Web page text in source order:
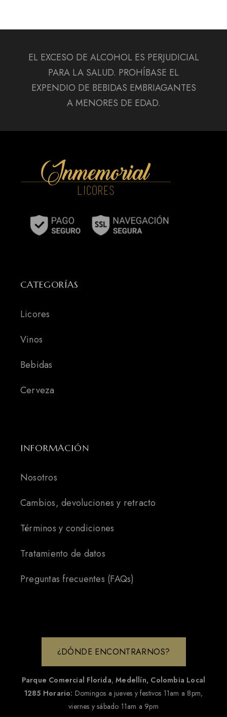
EL EXCESO DE ALCOHOL ES PERJUDICIAL
PARA LA SALUD. PROHÍBASE EL
EXPENDIO DE BEBIDAS EMBRIAGANTES
A MENORES DE EDAD.
CATEGORÍAS
Licores
Vinos
Bebidas
Cerveza
INFORMACIÓN
Nosotros
Cambios, devoluciones y retracto
Términos y condiciones
Tratamiento de datos
Preguntas frecuentes (FAQs)
¿DÓNDE ENCONTRARNOS?
Parque Comercial Florida,Medellín, Colombia Local
1285 Horario: Domingos a jueves y festivos 11am a 8pm,
viernes y sábado 11am a 9pm